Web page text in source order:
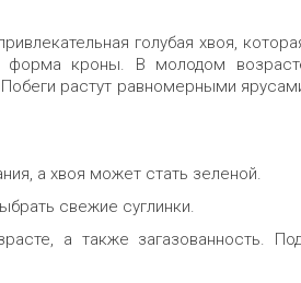
голубая хвоя,
форма кроны. В молодом
растут равномерными
а хвоя может стать зеленой.
свежие суглинки.
а также загазованность.